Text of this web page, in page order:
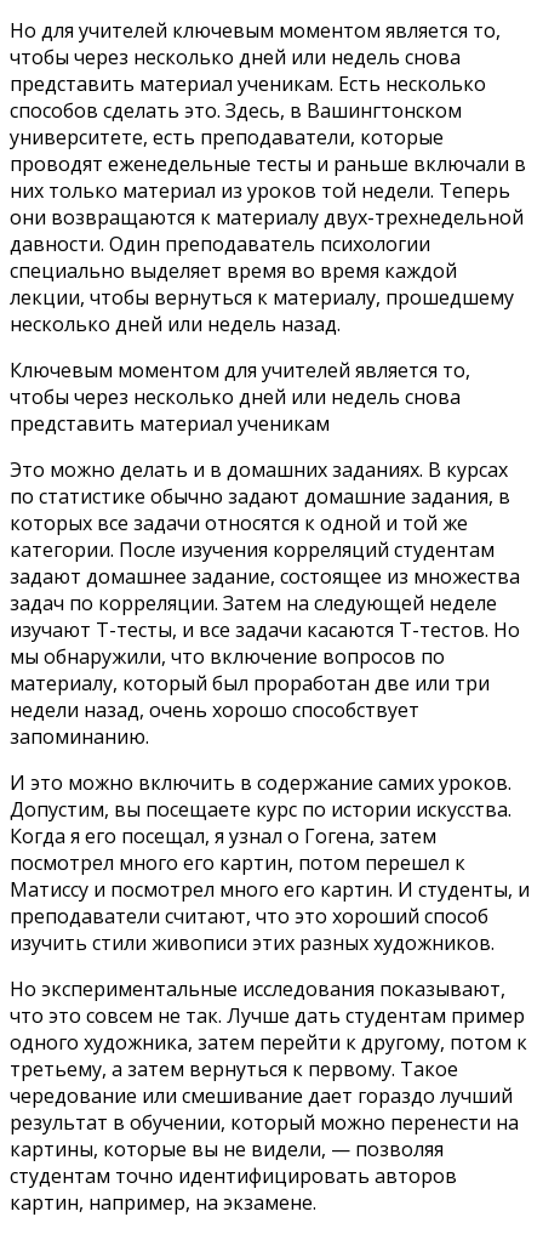
Но для учителей ключевым моментом является то,
чтобы через несколько дней или недель снова
представить материал ученикам. Есть несколько
способов сделать это. Здесь, в Вашингтонском
университете, есть преподаватели, которые
проводят еженедельные тесты и раньше включали в
них только материал из уроков той недели. Теперь
они возвращаются к материалу двух-трехнедельной
давности. Один преподаватель психологии
специально выделяет время во время каждой
лекции, чтобы вернуться к материалу, прошедшему
несколько дней или недель назад.
Ключевым моментом для учителей является то,
чтобы через несколько дней или недель снова
представить материал ученикам
Это можно делать и в домашних заданиях. В курсах
по статистике обычно задают домашние задания, в
которых все задачи относятся к одной и той же
категории. После изучения корреляций студентам
задают домашнее задание, состоящее из множества
задач по корреляции. Затем на следующей неделе
изучают T-тесты, и все задачи касаются T-тестов. Но
мы обнаружили, что включение вопросов по
материалу, который был проработан две или три
недели назад, очень хорошо способствует
запоминанию.
И это можно включить в содержание самих уроков.
Допустим, вы посещаете курс по истории искусства.
Когда я его посещал, я узнал о Гогена, затем
посмотрел много его картин, потом перешел к
Матиссу и посмотрел много его картин. И студенты, и
преподаватели считают, что это хороший способ
изучить стили живописи этих разных художников.
Но экспериментальные исследования показывают,
что это совсем не так. Лучше дать студентам пример
одного художника, затем перейти к другому, потом к
третьему, а затем вернуться к первому. Такое
чередование или смешивание дает гораздо лучший
результат в обучении, который можно перенести на
картины, которые вы не видели, — позволяя
студентам точно идентифицировать авторов
картин, например, на экзамене.